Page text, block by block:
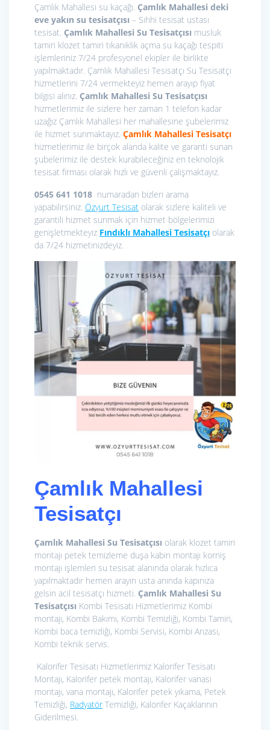
Çamlık Mahallesi su kaçağı. Çamlık Mahallesi deki
eve yakın su tesisatçısı – Sıhhi tesisat ustası
tesisat. Çamlık Mahallesi Su Tesisatçısı musluk
tamiri klozet tamiri tıkanıklık açma su kaçağı tespiti
işlemleriniz 7/24 profesyonel ekipler ile birlikte
yapılmaktadır. Çamlık Mahallesi Tesisatçı Su Tesisatçı
hizmetlerini 7/24 vermekteyiz hemen arayıp fiyat
bilgisi alınız. Çamlık Mahallesi Su Tesisatçısı
hizmetlerimiz ile sizlere her zaman 1 telefon kadar
uzağız Çamlık Mahallesi her mahallesine şubelerimiz
ile hizmet sunmaktayız. Çamlık Mahallesi Tesisatçı
hizmetlerimiz ile birçok alanda kalite ve garanti sunan
şubelerimiz ile destek kurabileceğiniz en teknolojik
tesisat firması olarak hızlı ve güvenli çalışmaktayız.
0545 641 1018 numaradan bizleri arama
yapabilirsiniz. Özyurt Tesisat olarak sizlere kaliteli ve
garantili hizmet sunmak için hizmet bölgelerimizi
genişletmekteyiz Fındıklı Mahallesi Tesisatçı olarak
da 7/24 hizmetinizdeyiz.
Çamlık Mahallesi
Tesisatçı
Çamlık Mahallesi Su Tesisatçısı olarak klozet tamiri
montajı petek temizleme duşa kabin montajı korniş
montajı işlemleri su tesisat alanında olarak hızlıca
yapılmaktadır hemen arayın usta anında kapınıza
gelsin acil tesisatçı hizmeti. Çamlık Mahallesi Su
Tesisatçısı Kombi Tesisatı Hizmetlerimiz Kombi
montajı, Kombi Bakımı, Kombi Temizliği, Kombi Tamiri,
Kombi baca temizliği, Kombi Servisi, Kombi Arızası,
Kombi teknik servis.
Kalorifer Tesisatı Hizmetlerimiz Kalorifer Tesisatı
Montajı, Kalorifer petek montajı, Kalorifer vanası
montajı, vana montajı, Kalorifer petek yıkama, Petek
Temizliği, Radyatör Temizliği, Kalorifer Kaçaklarının
Giderilmesi.